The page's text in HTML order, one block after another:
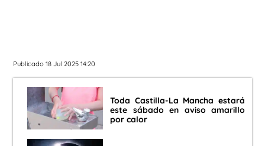
Publicado 18 Jul 2025 14:20
Toda Castilla-La Mancha estará
este sábado en aviso amarillo
por calor